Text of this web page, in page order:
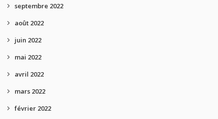
septembre 2022
août 2022
juin 2022
mai 2022
avril 2022
mars 2022
février 2022